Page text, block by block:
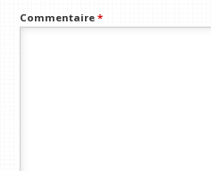
Commentaire*